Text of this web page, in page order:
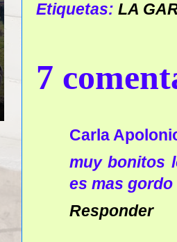
Etiquetas: LA
7
Carla
muy bonitos
es mas
Responder